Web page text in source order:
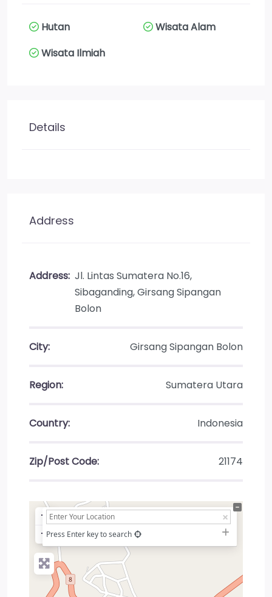
Hutan
Wisata Alam
Wisata Ilmiah
Details
Address
Address: Jl. Lintas Sumatera No.16,
Sibaganding, Girsang Sipangan
Bolon
City: Girsang Sipangan Bolon
Region: Sumatera Utara
Country: Indonesia
Zip/Post Code: 21174
+
−Press Enter key to search